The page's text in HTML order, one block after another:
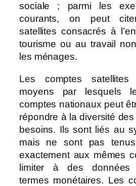
sociale ; parmi les
courants, on peut
satellites consacrés à
tourisme ou au travail
les ménages.
Les comptes
moyens par lesquels
comptes nationaux peut
répondre à la diversité
besoins. Ils sont liés au
mais ne sont pas
exactement aux mêmes
limiter à des données
termes monétaires. Les